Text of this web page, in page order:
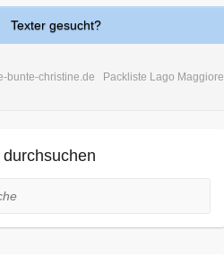
Texter gesucht?
bunte-christine.de Packliste Lago Maggiore
durchsuchen